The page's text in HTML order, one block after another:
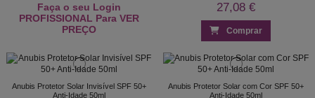
Faça o seu Login
PROFISSIONAL Para VER
PREÇO
27,08 €
Comprar
Anubis Protetor Solar Invisível SPF 50+
Anti-Idade 50ml
Anubis Protetor Solar com Cor SPF 50+
Anti-Idade 50ml